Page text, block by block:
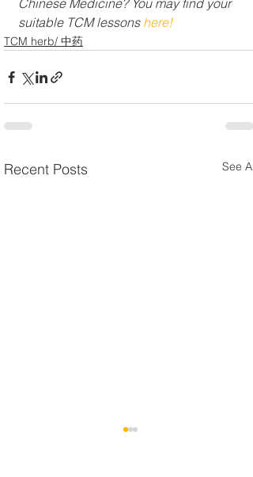
Chinese Medicine? You may find your
suitable TCM lessons here!
TCM herb/ 中药
Recent Posts See All